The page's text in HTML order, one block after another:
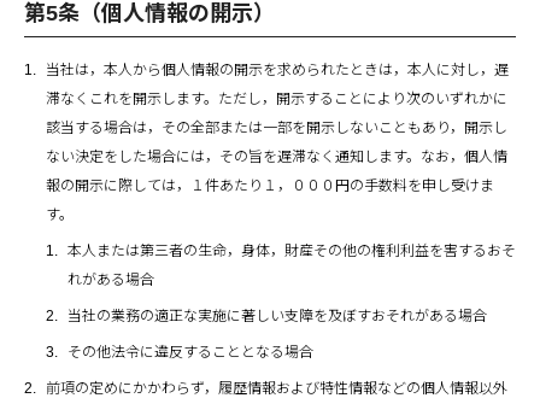
第5条（個人情報の開示）
当社は，本人から個人情報の開示を求められたときは，本人に対し，遅
滞なくこれを開示します。ただし，開示することにより次のいずれかに
該当する場合は，その全部または一部を開示しないこともあり，開示し
ない決定をした場合には，その旨を遅滞なく通知します。なお，個人情
報の開示に際しては，１件あたり１，０００円の手数料を申し受けま
す。
本人または第三者の生命，身体，財産その他の権利利益を害するおそ
れがある場合
当社の業務の適正な実施に著しい支障を及ぼすおそれがある場合
その他法令に違反することとなる場合
前項の定めにかかわらず，履歴情報および特性情報などの個人情報以外